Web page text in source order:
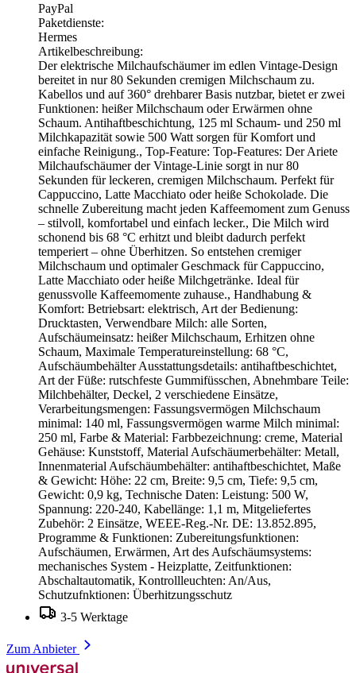
PayPal
Paketdienste:
Hermes
Artikelbeschreibung:
Der elektrische Milchaufschäumer im edlen Vintage-Design
bereitet in nur 80 Sekunden cremigen Milchschaum zu.
Kabellos und auf 360° drehbarer Basis nutzbar, bietet er zwei
Funktionen: heißer Milchschaum oder Erwärmen ohne
Schaum. Antihaftbeschichtung, 125 ml Schaum- und 250 ml
Milchkapazität sowie 500 Watt sorgen für Komfort und
einfache Reinigung., Top-Feature: Top-Features: Der Ariete
Milchaufschäumer der Vintage-Linie sorgt in nur 80
Sekunden für leckeren, cremigen Milchschaum. Perfekt für
Cappuccino, Latte Macchiato oder heiße Schokolade. Die
schnelle Zubereitung macht jeden Kaffeemoment zum Genuss
– stilvoll, komfortabel und einfach lecker., Die Milch wird
schonend bis 68 °C erhitzt und bleibt dadurch perfekt
temperiert – ohne Überhitzen. So entstehen cremiger
Milchschaum und optimaler Geschmack für Cappuccino,
Latte Macchiato oder heiße Milchgetränke. Ideal für
genussvolle Kaffeemomente zuhause., Handhabung &
Komfort: Betriebsart: elektrisch, Art der Bedienung:
Drucktasten, Verwendbare Milch: alle Sorten,
Aufschäumeinsatz: heißer Milchschaum, Erhitzen ohne
Schaum, Maximale Temperatureinstellung: 68 °C,
Aufschäumbehälter Ausstattungsdetails: antihaftbeschichtet,
Art der Füße: rutschfeste Gummifüsschen, Abnehmbare Teile:
Milchbehälter, Deckel, 2 verschiedene Einsätze,
Verarbeitungsmengen: Fassungsvermögen Milchschaum
minimal: 140 ml, Fassungsvermögen warme Milch minimal:
250 ml, Farbe & Material: Farbbezeichnung: creme, Material
Gehäuse: Kunststoff, Material Aufschäumerbehälter: Metall,
Innenmaterial Aufschäumbehälter: antihaftbeschichtet, Maße
& Gewicht: Höhe: 22 cm, Breite: 9,5 cm, Tiefe: 9,5 cm,
Gewicht: 0,9 kg, Technische Daten: Leistung: 500 W,
Spannung: 220-240, Kabellänge: 1,1 m, Mitgeliefertes
Zubehör: 2 Einsätze, WEEE-Reg.-Nr. DE: 13.852.895,
Programme & Funktionen: Zubereitungsfunktionen:
Aufschäumen, Erwärmen, Art des Aufschäumsystems:
mechanisches System - Heizplatte, Zeitfunktionen:
Abschaltautomatik, Kontrollleuchten: An/Aus,
Schutzufnktionen: Überhitzungsschutz
3-5 Werktage
Zum Anbieter